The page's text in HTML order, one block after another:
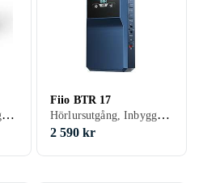
Hörlursutgång, Inbyggd D/A-omvandlare, USB-kontakt, Display
Fiio BTR 17
Hörlursutgång, Inbyggd D/A-omvandlare
2 590 kr